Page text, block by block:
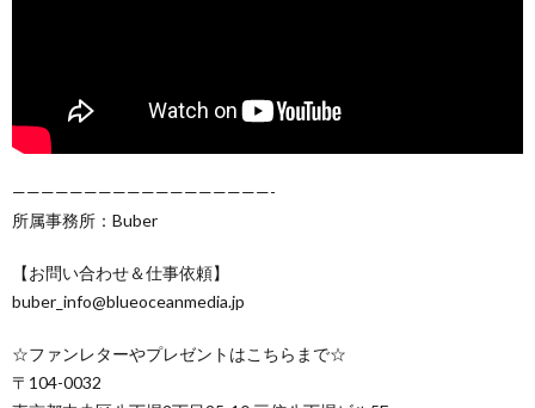
——————————————————-
所属事務所：Buber
【お問い合わせ＆仕事依頼】
buber_info@blueoceanmedia.jp
☆ファンレターやプレゼントはこちらまで☆
〒104-0032